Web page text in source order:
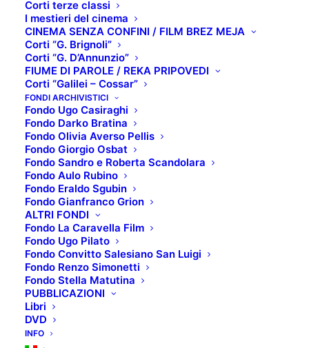
Corti terze classi
I mestieri del cinema
CINEMA SENZA CONFINI / FILM BREZ MEJA
Corti “G. Brignoli”
Corti “G. D’Annunzio”
FIUME DI PAROLE / REKA PRIPOVEDI
Corti “Galilei – Cossar”
FONDI ARCHIVISTICI
Fondo Ugo Casiraghi
Fondo Darko Bratina
Fondo Olivia Averso Pellis
Fondo Giorgio Osbat
Fondo Sandro e Roberta Scandolara
Fondo Aulo Rubino
Fondo Eraldo Sgubin
Fondo Gianfranco Grion
ALTRI FONDI
Fondo La Caravella Film
Fondo Ugo Pilato
Fondo Convitto Salesiano San Luigi
Fondo Renzo Simonetti
Fondo Stella Matutina
PUBBLICAZIONI
Libri
DVD
INFO
SCHEDA TECNICA:
Titolo originale: Sangue blu
Regista: Nino Oxilia
Interpreti: Francesca Bertini, Amedeo Ciaffi, Anna
Cipriani
Anno di produzione: 1914
Paese produzione: Italia
Genere : Drammatico
TRAMA:
Sangue bleu è il film che, nel 1914, fa di Francesca
Bertini una diva: la più acclamata e popolare, la diva
italiana per eccellenza. Il suo nome, i suoi gesti, le
sue toilettes sontuose dominano gli schermi nella
stagione in cui il cinema italiano era il più bello del